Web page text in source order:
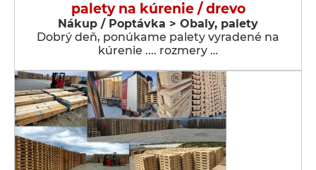
palety na kúrenie / drevo
Nákup / Poptávka > Obaly, palety
Dobrý deň, ponúkame palety vyradené na
kúrenie .... rozmery …